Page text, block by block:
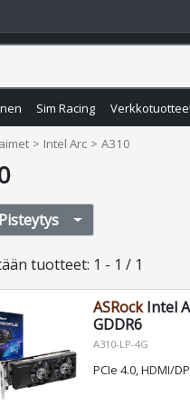
Sim Racing
Intel Arc A310
Pisteytys
tuotteet: 1 - 1 / 1
ASRockIntel
GDDR6
A310-LP-4G
PCIe 4.0, HDMI/DP